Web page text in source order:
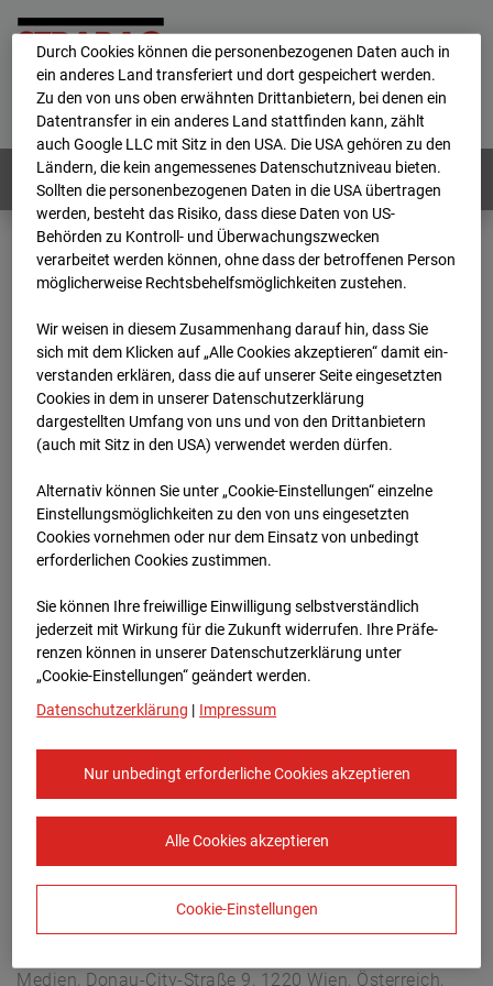
Home E-Mail Impressum
Login
Deutsch / English
Webcams: Alle Länder
Home
Niederlande
BC-153 - Strabag - BV-Amsterdam
Archiv
2026
03 31 12:30
BC-153 - Strabag - BV-
Amsterdam
Hettenheuvelweg 16, 1101 BN Amsterdam
Zur Übersicht
Europe/Amsterdam
Medien, Donau-City-Straße 9, 1220 Wien, Österreich,
Durch Cookies können die personenbezogenen Daten auch in
ein anderes Land transferiert und dort gespeichert werden.
Zu den von uns oben erwähnten Drittanbietern, bei denen ein
Datentransfer in ein anderes Land stattfinden kann, zählt
auch Google LLC mit Sitz in den USA. Die USA gehören zu den
Ländern, die kein angemessenes Datenschutzniveau bieten.
Sollten die personenbezogenen Daten in die USA übertragen
werden, besteht das Risiko, dass diese Daten von US-
Behörden zu Kontroll- und Überwachungszwecken
verarbeitet werden können, ohne dass der betroffenen Person
möglicherweise Rechtsbehelfsmöglichkeiten zustehen.
Wir weisen in diesem Zusammenhang darauf hin, dass Sie
sich mit dem Klicken auf „Alle Cookies akzeptieren“ damit ein­
ver­standen erklären, dass die auf unserer Seite eingesetzten
Cookies in dem in unserer Datenschutzerklärung
dargestellten Umfang von uns und von den Drittanbietern
(auch mit Sitz in den USA) verwendet werden dürfen.
Alternativ können Sie unter „Cookie-Einstellungen“ einzelne
Einstellungsmöglichkeiten zu den von uns eingesetzten
Cookies vornehmen oder nur dem Einsatz von unbedingt
erforderlichen Cookies zustimmen.
Sie können Ihre freiwillige Einwilligung selbstverständlich
jederzeit mit Wirkung für die Zukunft widerrufen. Ihre Prä­fe­
renzen können in unserer Datenschutzerklärung unter
„Cookie-Einstellungen“ geändert werden.
Datenschutzerklärung | Impressum
Nur unbedingt erforderliche Cookies akzeptieren
Alle Cookies akzeptieren
Cookie-Einstellungen